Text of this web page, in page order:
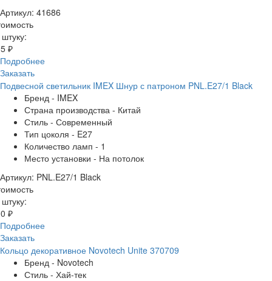
Артикул: 41686
₽
Подробнее
Заказать
Подвесной светильник IMEX Шнур с патроном PNL.E27/1 Black
Бренд - IMEX
Страна производства - Китай
Стиль - Современный
Тип цоколя - E27
Количество ламп - 1
Место установки - На потолок
Артикул: PNL.E27/1 Black
₽
Подробнее
Заказать
Кольцо декоративное Novotech Unite 370709
Бренд - Novotech
Стиль - Хай-тек